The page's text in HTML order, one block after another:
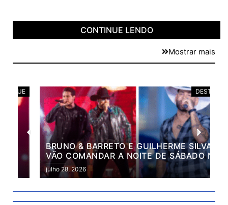
CONTINUE LENDO
Mostrar mais
DESTAQUE
BRUNO & BARRETO E GUILHERME SILVA
VÃO COMANDAR A NOITE DE SÁBADO NA
2ª EXPO MARILÂNDIA
julho 28, 2026